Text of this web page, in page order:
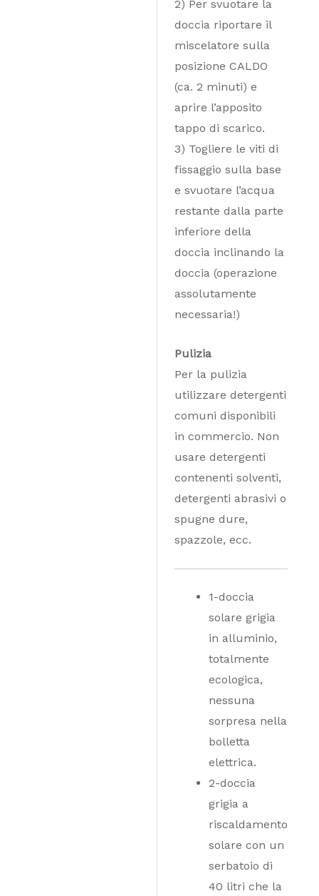
2) Per svuotare la
doccia riportare il
miscelatore sulla
posizione CALDO
(ca. 2 minuti) e
aprire l’apposito
tappo di scarico.
3) Togliere le viti di
fissaggio sulla base
e svuotare l’acqua
restante dalla parte
inferiore della
doccia inclinando la
doccia (operazione
assolutamente
necessaria!)
Pulizia
Per la pulizia
utilizzare detergenti
comuni disponibili
in commercio. Non
usare detergenti
contenenti solventi,
detergenti abrasivi o
spugne dure,
spazzole, ecc.
1-doccia
solare grigia
in alluminio,
totalmente
ecologica,
nessuna
sorpresa nella
bolletta
elettrica.
2-doccia
grigia a
riscaldamento
solare con un
serbatoio di
40 litri che la